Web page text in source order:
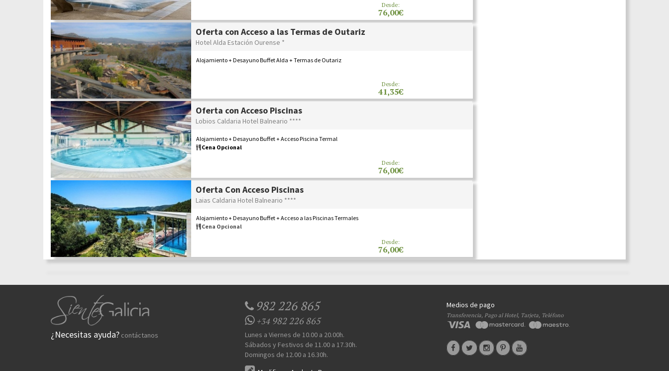
Desde:
76,00€
Oferta con Acceso a las Termas de Outariz
Hotel Alda Estación Ourense *
Alojamiento + Desayuno Buffet Alda + Termas de Outariz
Desde:
41,35€
Oferta con Acceso Piscinas
Lobios Caldaria Hotel Balneario ****
Alojamiento + Desayuno Buffet + Acceso Piscina Termal
Cena Opcional
Desde:
76,00€
Oferta Con Acceso Piscinas
Laias Caldaria Hotel Balneario ****
Alojamiento + Desayuno Buffet + Acceso a las Piscinas Termales
Cena Opcional
Desde:
76,00€
¿Necesitas ayuda? contáctanos
982 226 865
+34982 226 865
Lunes a Viernes de 10.00 a 20.00h.
Sábados y Festivos de 11.00 a 17.30h.
Domingos de 12.00 a 16.30h.
Medios de pago
Transferencia, Pago al Hotel, Tarjeta, Teléfono